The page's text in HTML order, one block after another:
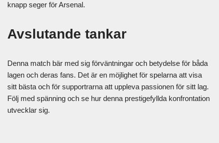
knapp seger för Arsenal.
Avslutande tankar
Denna match bär med sig förväntningar och betydelse för båda
lagen och deras fans. Det är en möjlighet för spelarna att visa
sitt bästa och för supportrarna att uppleva passionen för sitt lag.
Följ med spänning och se hur denna prestigefyllda konfrontation
utvecklar sig.